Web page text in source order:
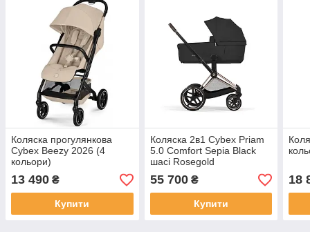
Коляска прогулянкова
Cybex Beezy 2026 (4
кольори)
13 490 ₴
Купити
Коляска 2в1 Cybex Priam
5.0 Comfort Sepia Black
шасі Rosegold
55 700₴
Купити
18